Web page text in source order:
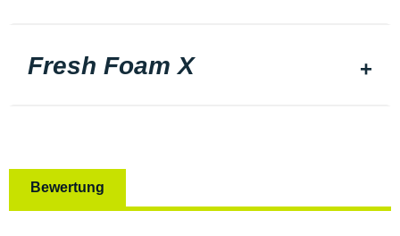
Fresh Foam X
Bewertung